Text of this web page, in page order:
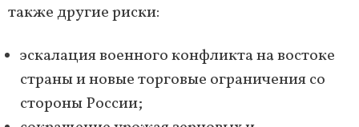
также другие риски:
эскалация военного конфликта на востоке
страны и новые торговые ограничения со
стороны России;